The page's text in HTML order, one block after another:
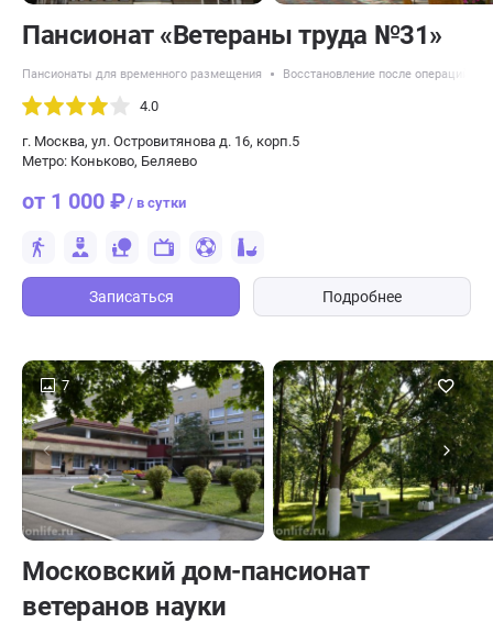
Пансионат «Ветераны труда №31»
Пансионаты для временного размещения Восстановление после операций
4.0
г. Москва, ул. Островитянова д. 16, корп.5
Метро: Коньково, Беляево
от 1 000 ₽/ в сутки
Записаться Подробнее
7
Московский дом-пансионат
ветеранов науки